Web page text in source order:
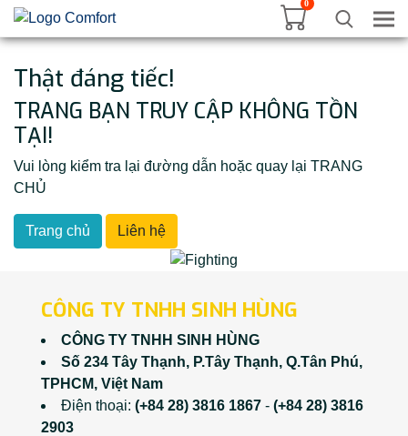
0
Thật đáng tiếc!
TRANG BẠN TRUY CẬP KHÔNG TỒN
TẠI!
Vui lòng kiểm tra lại đường dẫn hoặc quay lại TRANG
CHỦ
Trang chủ Liên hệ
CÔNG TY TNHH SINH HÙNG
CÔNG TY TNHH SINH HÙNG
Số 234 Tây Thạnh, P.Tây Thạnh, Q.Tân Phú,
TPHCM, Việt Nam
Điện thoại: (+84 28) 3816 1867 - (+84 28) 3816
2903